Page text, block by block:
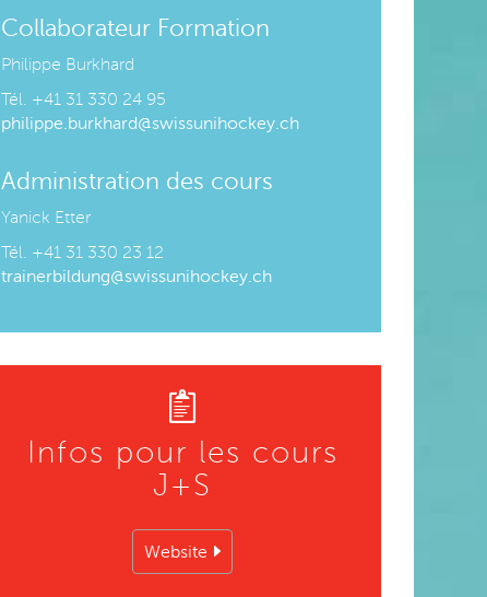
Collaborateur Formation
Philippe Burkhard
Tél. +41 31 330 24 95
philippe.burkhard@swissunihockey.ch
Administration des cours
Yanick Etter
Tél. +41 31 330 23 12
trainerbildung@swissunihockey.ch
Infos pour les cours
J+S
Website